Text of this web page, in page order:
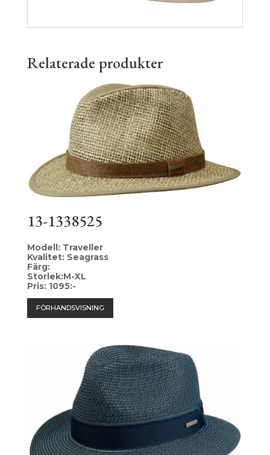
Relaterade produkter
13-1338525
Modell: Traveller
Kvalitet: Seagrass
Färg:
Storlek:M-XL
Pris: 1095:-
FÖRHANDSVISNING